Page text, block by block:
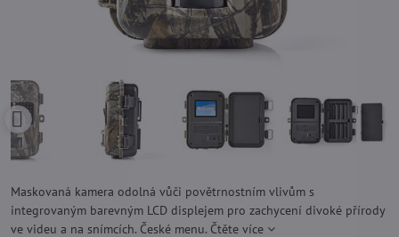
Maskovaná kamera odolná vůči povětrnostním vlivům s
integrovaným barevným LCD displejem pro zachycení divoké přírody
ve videu a na snímcích. České menu. Čtěte více